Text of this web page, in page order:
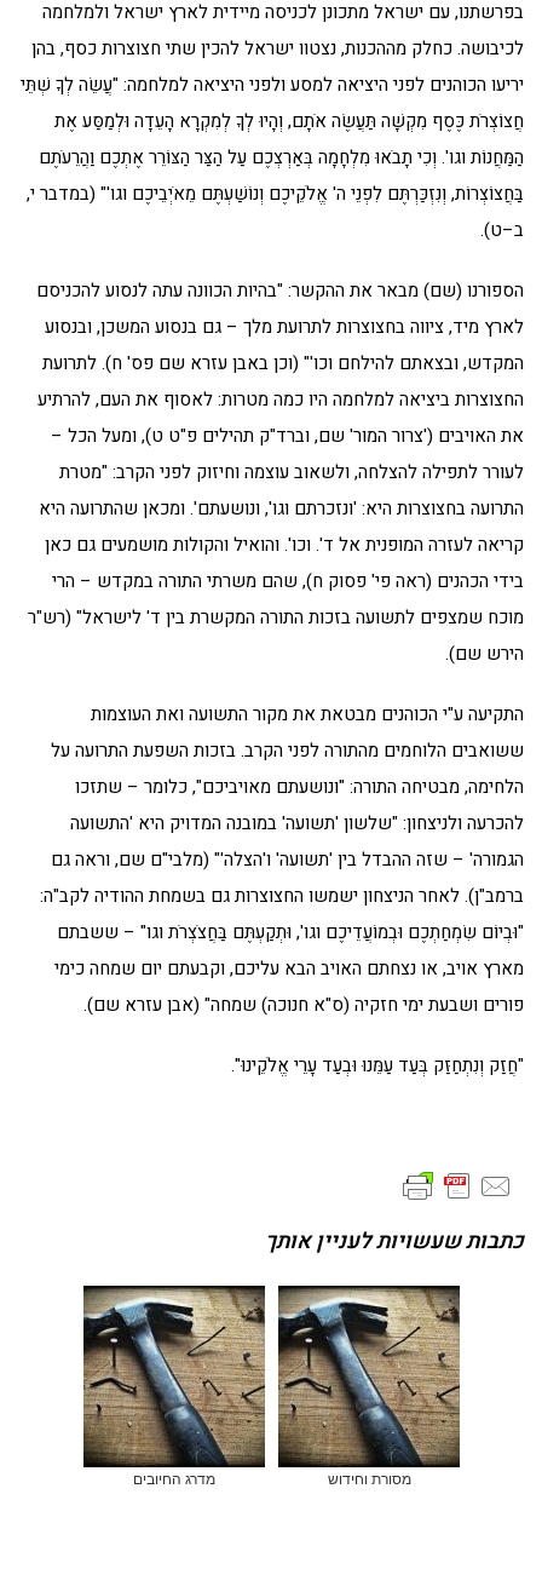
בפרשתנו, עם ישראל מתכונן לכניסה מיידית לארץ ישראל ולמלחמה
לכיבושה. כחלק מההכנות, נצטוו ישראל להכין שתי חצוצרות כסף, בהן
יריעו הכוהנים לפני היציאה למסע ולפני היציאה למלחמה: "עֲשֵׂה לְךָ שְׁתֵּי
חֲצוֹצְרֹת כֶּסֶף מִקְשָׁה תַּעֲשֶׂה אֹתָם, וְהָיוּ לְךָ לְמִקְרָא הָעֵדָה וּלְמַסַּע אֶת
הַמַּחֲנוֹת וגו'. וְכִי תָבֹאוּ מִלְחָמָה בְּאַרְצְכֶם עַל הַצַּר הַצּוֹרֵר אֶתְכֶם וַהֲרֵעֹתֶם
בַּחֲצוֹצְרוֹת, וְנִזְכַּרְתֶּם לִפְנֵי ה' אֱלֹקֵיכֶם וְנוֹשַׁעְתֶּם מֵאֹיְבֵיכֶם וגו'" (במדבר י,
ב–ט).
הספורנו (שם) מבאר את ההקשר: "בהיות הכוונה עתה לנסוע להכניסם
לארץ מיד, ציווה בחצוצרות לתרועת מלך – גם בנסוע המשכן, ובנסוע
המקדש, ובצאתם להילחם וכו'" (וכן באבן עזרא שם פס' ח). לתרועת
החצוצרות ביציאה למלחמה היו כמה מטרות: לאסוף את העם, להרתיע
את האויבים ('צרור המור' שם, וברד"ק תהילים פ"ט ט), ומעל הכל –
לעורר לתפילה להצלחה, ולשאוב עוצמה וחיזוק לפני הקרב: "מטרת
התרועה בחצוצרות היא: 'ונזכרתם וגו', ונושעתם'. ומכאן שהתרועה היא
קריאה לעזרה המופנית אל ד'. וכו'. והואיל והקולות מושמעים גם כאן
בידי הכהנים (ראה פי' פסוק ח), שהם משרתי התורה במקדש – הרי
מוכח שמצפים לתשועה בזכות התורה המקשרת בין ד' לישראל" (רש"ר
הירש שם).
התקיעה ע"י הכוהנים מבטאת את מקור התשועה ואת העוצמות
ששואבים הלוחמים מהתורה לפני הקרב. בזכות השפעת התרועה על
הלחימה, מבטיחה התורה: "ונושעתם מאויביכם", כלומר – שתזכו
להכרעה ולניצחון: "שלשון 'תשועה' במובנה המדויק היא 'התשועה
הגמורה' – שזה ההבדל בין 'תשועה' ו'הצלה'" (מלבי"ם שם, וראה גם
ברמב"ן). לאחר הניצחון ישמשו החצוצרות גם בשמחת ההודיה לקב"ה:
"וּבְיוֹם שִׂמְחַתְכֶם וּבְמוֹעֲדֵיכֶם וגו', וּתְקַעְתֶּם בַּחֲצֹצְרֹת וגו" – ששבתם
מארץ אויב, או נצחתם האויב הבא עליכם, וקבעתם יום שמחה כימי
פורים ושבעת ימי חזקיה (ס"א חנוכה) שמחה" (אבן עזרא שם).
"חֲזַק וְנִתְחַזַּק בְּעַד עַמֵּנוּ וּבְעַד עָרֵי אֱלֹקֵינוּ".
כתבות שעשויות לעניין אותך
מסורת וחידוש מדרג החיובים